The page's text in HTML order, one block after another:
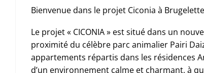
Bienvenue dans le projet Ciconia à Brugelette
Le projet « CICONIA » est situé dans un
proximité du célèbre parc animalier Pairi
appartements répartis dans les résidences
d’un environnement calme et charmant, à